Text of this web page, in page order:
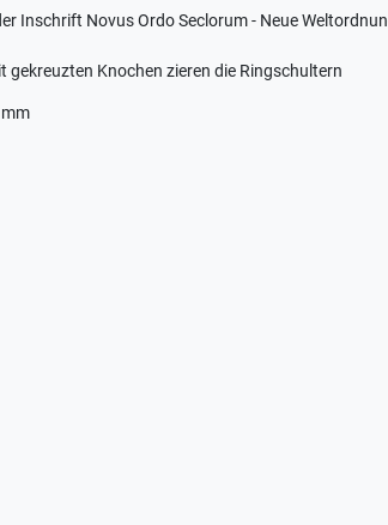
Inschrift Novus Ordo Seclorum - Neue
gekreuzten Knochen zieren die Ringschultern